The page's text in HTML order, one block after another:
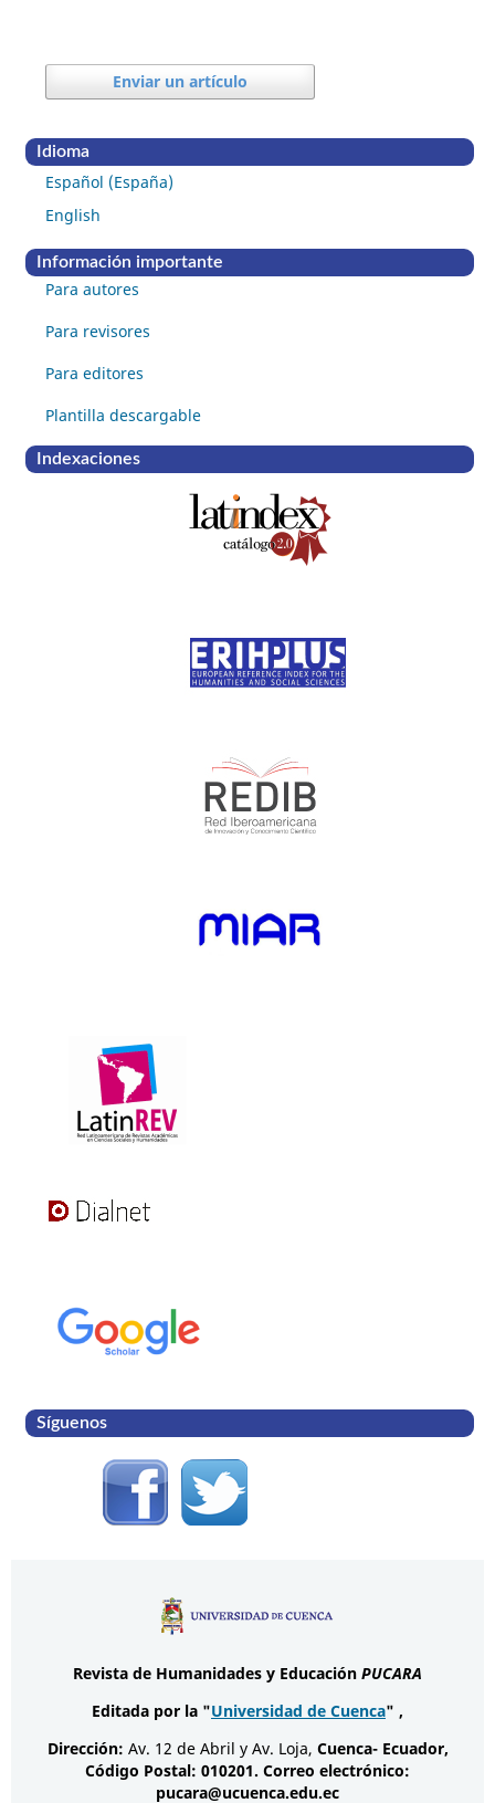
Enviar un artículo
Idioma
Español (España)
English
Información importante
Para autores
Para revisores
Para editores
Plantilla descargable
Indexaciones
Síguenos
Revista de Humanidades y Educación PUCARA
Editada por la "Universidad de Cuenca" ,
Dirección: Av. 12 de Abril y Av. Loja, Cuenca- Ecuador,
Código Postal: 010201. Correo electrónico:
pucara@ucuenca.edu.ec